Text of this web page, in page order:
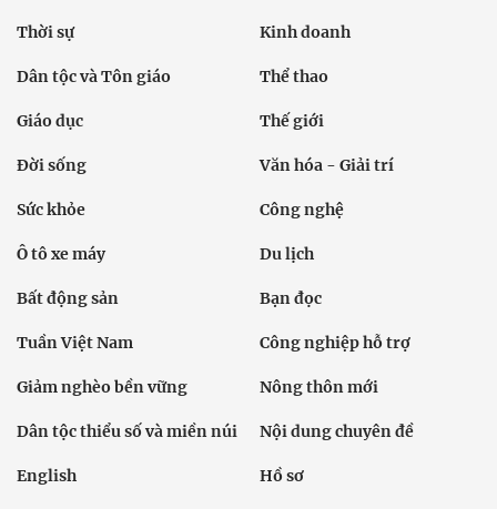
Thời sự Kinh doanh
Dân tộc và Tôn giáo Thể thao
Giáo dục Thế giới
Đời sống Văn hóa - Giải trí
Sức khỏe Công nghệ
Ô tô xe máy Du lịch
Bất động sản Bạn đọc
Tuần Việt Nam Công nghiệp hỗ trợ
Giảm nghèo bền vững Nông thôn mới
Dân tộc thiểu số và miền núi Nội dung chuyên đề
English Hồ sơ